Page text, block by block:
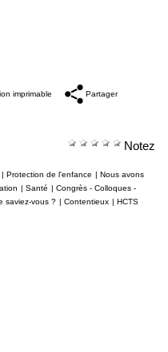
imprimable Partager
Notez
| Protection de l'enfance | Nous avons
| Santé | Congrès - Colloques -
saviez-vous ? | Contentieux | HCTS